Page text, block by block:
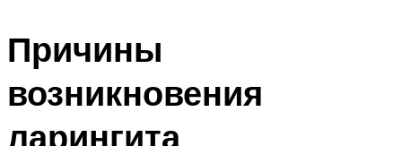
Причины
возникновения
ларингита